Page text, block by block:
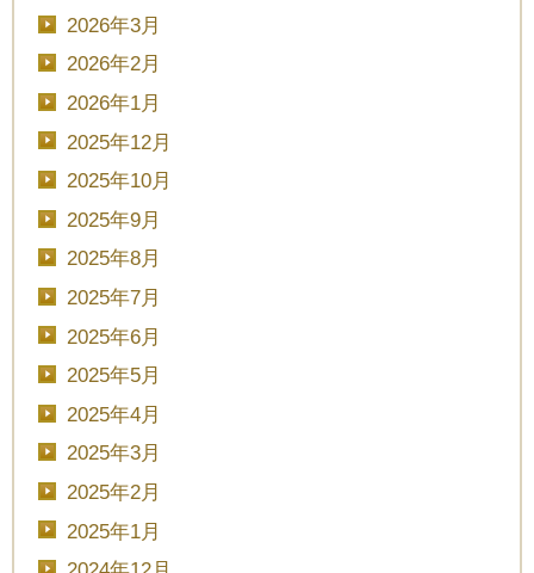
2026年3月
2026年2月
2026年1月
2025年12月
2025年10月
2025年9月
2025年8月
2025年7月
2025年6月
2025年5月
2025年4月
2025年3月
2025年2月
2025年1月